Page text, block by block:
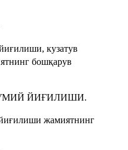
кузатув
бошқарув
ЙИҒИЛИШИ.
жамиятнинг